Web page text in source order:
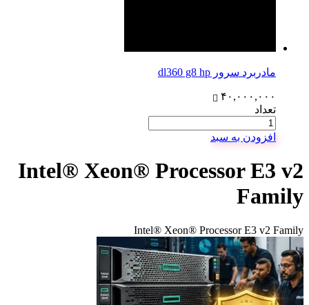
مادربرد سرور dl360 g8 hp
۴۰,۰۰۰,۰۰۰
تعداد
افزودن به سبد
Intel® Xeon® Processor E3 v2
Family
Intel® Xeon® Processor E3 v2 Family